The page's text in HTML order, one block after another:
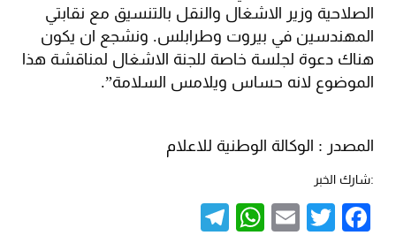
الصلاحية وزير الاشغال والنقل بالتنسيق مع نقابتي
المهندسين في بيروت وطرابلس. ونشجع ان يكون
هناك دعوة لجلسة خاصة للجنة الاشغال لمناقشة هذا
الموضوع لانه حساس ويلامس السلامة”.
المصدر : الوكالة الوطنية للاعلام
:شارك الخبر
Facebook
Twitter
Email
WhatsApp